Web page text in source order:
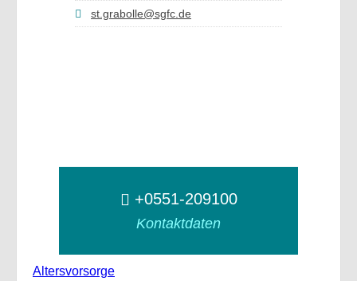
st.grabolle@sgfc.de
+0551-209100
Kontaktdaten
Altersvorsorge